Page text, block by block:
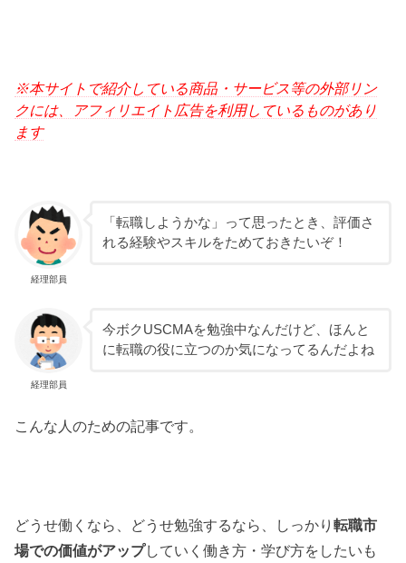
※本サイトで紹介している商品・サービス等の外部リン
クには、アフィリエイト広告を利用しているものがあり
ます
経理部員
「転職しようかな」って思ったとき、評価さ
れる経験やスキルをためておきたいぞ！
経理部員
今ボクUSCMAを勉強中なんだけど、ほんと
に転職の役に立つのか気になってるんだよね
こんな人のための記事です。
どうせ働くなら、どうせ勉強するなら、しっかり転職市
場での価値がアップしていく働き方・学び方をしたいも